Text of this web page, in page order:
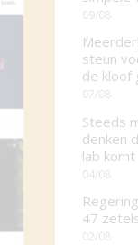
09/08
steun
de kloof
07/08
Steeds
denken
lab komt
04/08
47
02/08